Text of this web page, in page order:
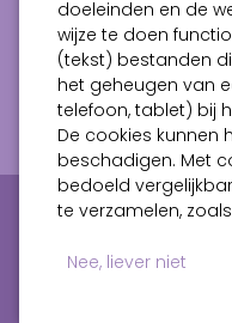
Woensdag
10:00 -
Donderdag
10:00 -
Vrijdag
10:00 -
Zaterdag
10:00 -
Privacy verklaring
doeleinden en de
wijze te doen
(tekst) bestanden
het geheugen van
telefoon, tablet) bij
De cookies kunnen
beschadigen. Met
bedoeld
te verzamelen,
Nee, liever niet